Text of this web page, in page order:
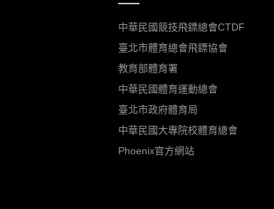
中華民國競技飛鏢總會CTDF
臺北市體育總會飛鏢協會
教育部體育署
中華民國體育運動總會
臺北市政府體育局
中華民國大專院校體育總會
Phoenix官方網站